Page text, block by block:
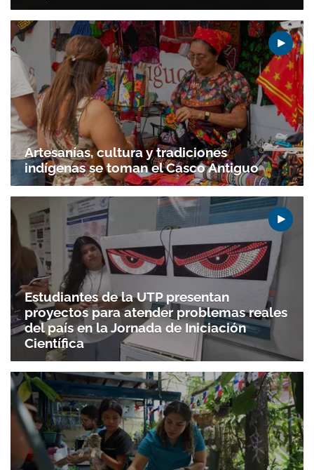
Artesanías, cultura y tradiciones
indígenas se toman el Casco Antiguo
Estudiantes de la UTP presentan
proyectos para atender problemas reales
del país en la Jornada de Iniciación
Científica